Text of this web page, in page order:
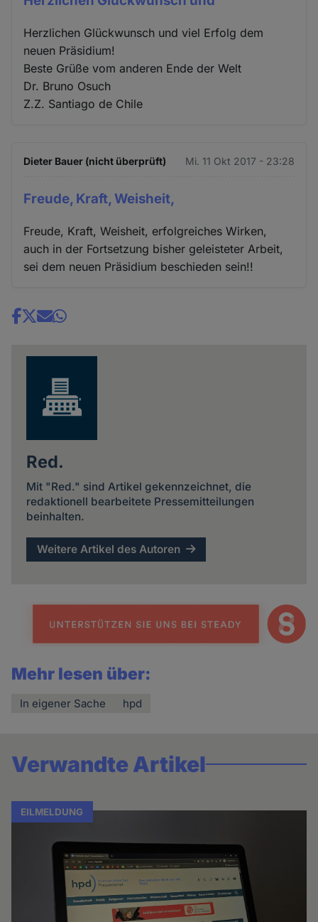
Herzlichen Glückwunsch und viel Erfolg dem
neuen Präsidium!
Beste Grüße vom anderen Ende der Welt
Dr. Bruno Osuch
Z.Z. Santiago de Chile
Dieter Bauer (nicht überprüft) Mi. 11 Okt 2017 - 23:28
Freude, Kraft, Weisheit,
Freude, Kraft, Weisheit, erfolgreiches Wirken,
auch in der Fortsetzung bisher geleisteter Arbeit,
sei dem neuen Präsidium beschieden sein!!
Share
Red.
Mit "Red." sind Artikel gekennzeichnet, die
redaktionell bearbeitete Pressemitteilungen
beinhalten.
Weitere Artikel des Autoren
Mehr lesen über:
In eigener Sache hpd
Verwandte Artikel
EILMELDUNG